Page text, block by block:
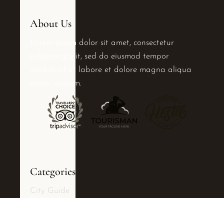
About Us
Lorem ipsum dolor sit amet, consectetur
adipiscing elit, sed do eiusmod tempor
incididunt ut labore et dolore magna aliqua
minim veniam.
Categories
City Guide